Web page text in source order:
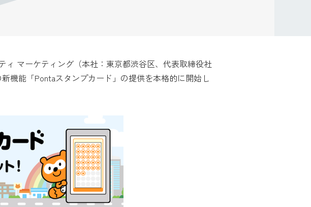
マーケティング（本社：東京都渋谷区、代表取締役社
機能「Pontaスタンプカード」の提供を本格的に開始し